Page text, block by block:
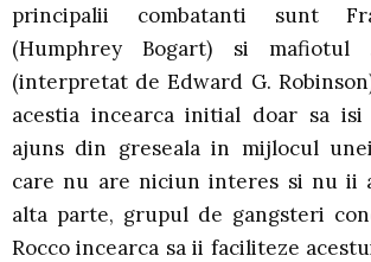
principalii combatanti sunt
(Humphrey Bogart) si mafiotul
(interpretat de Edward G.
acestia incearca initial doar sa isi
ajuns din greseala in mijlocul
care nu are niciun interes si nu ii
alta parte, grupul de gangsteri
Rocco incearca sa ii faciliteze